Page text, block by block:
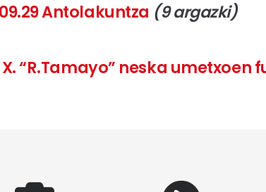
Antolakuntza (9 argazki)
X. “R.Tamayo” neska